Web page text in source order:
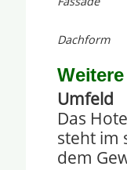
Dachform
Umfeld
Das
steht im
dem